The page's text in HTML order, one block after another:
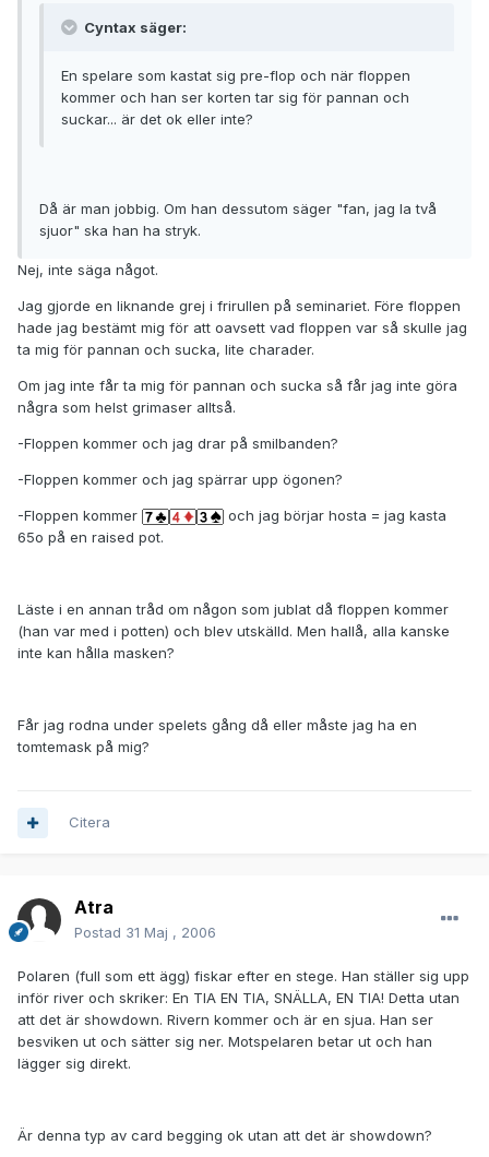
Cyntax säger:
En spelare som kastat sig pre-flop och när floppen
kommer och han ser korten tar sig för pannan och
suckar... är det ok eller inte?
Då är man jobbig. Om han dessutom säger "fan, jag la två
sjuor" ska han ha stryk.
Nej, inte säga något.
Jag gjorde en liknande grej i frirullen på seminariet. Före floppen
hade jag bestämt mig för att oavsett vad floppen var så skulle jag
ta mig för pannan och sucka, lite charader.
Om jag inte får ta mig för pannan och sucka så får jag inte göra
några som helst grimaser alltså.
-Floppen kommer och jag drar på smilbanden?
-Floppen kommer och jag spärrar upp ögonen?
-Floppen kommer
och jag börjar hosta = jag kasta
65o på en raised pot.
Läste i en annan tråd om någon som jublat då floppen kommer
(han var med i potten) och blev utskälld. Men hallå, alla kanske
inte kan hålla masken?
Får jag rodna under spelets gång då eller måste jag ha en
tomtemask på mig?
Citera
Atra
Postad 31 Maj , 2006
Polaren (full som ett ägg) fiskar efter en stege. Han ställer sig upp
inför river och skriker: En TIA EN TIA, SNÄLLA, EN TIA! Detta utan
att det är showdown. Rivern kommer och är en sjua. Han ser
besviken ut och sätter sig ner. Motspelaren betar ut och han
lägger sig direkt.
Är denna typ av card begging ok utan att det är showdown?